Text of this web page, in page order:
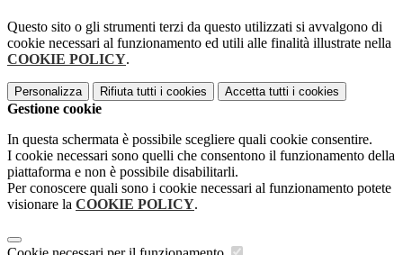
Questo sito o gli strumenti terzi da questo utilizzati si avvalgono di
cookie necessari al funzionamento ed utili alle finalità illustrate nella
COOKIE POLICY.
Personalizza Rifiuta tutti i cookies Accetta tutti i cookies
Gestione cookie
In questa schermata è possibile scegliere quali cookie consentire.
I cookie necessari sono quelli che consentono il funzionamento della
piattaforma e non è possibile disabilitarli.
Per conoscere quali sono i cookie necessari al funzionamento potete
visionare la COOKIE POLICY.